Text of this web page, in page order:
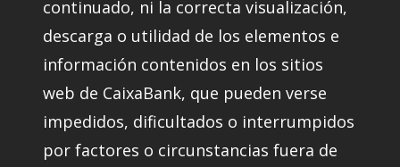
continuado, ni la correcta visualización,
descarga o utilidad de los elementos e
información contenidos en los sitios
web de CaixaBank, que pueden verse
impedidos, dificultados o interrumpidos
por factores o circunstancias fuera de